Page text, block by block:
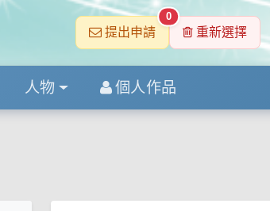
提出申請
0
重新選擇
人物 個人作品